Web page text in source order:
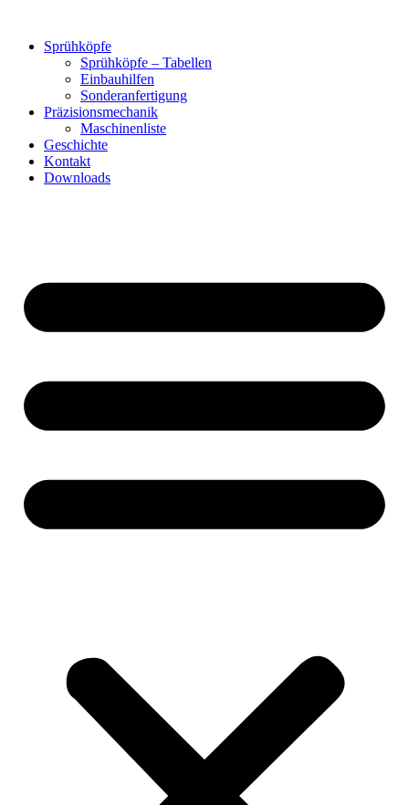
springenSprühköpfe
Sprühköpfe – Tabellen
Einbauhilfen
Sonderanfertigung
Präzisionsmechanik
Maschinenliste
Geschichte
Kontakt
Downloads